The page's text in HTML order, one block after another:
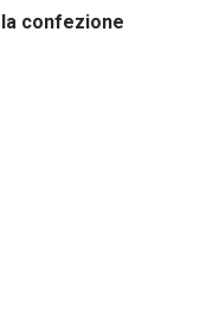
la confezione